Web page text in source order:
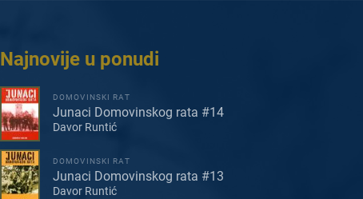
Najnovije u ponudi
DOMOVINSKI RAT
Junaci Domovinskog rata #14
Davor Runtić
DOMOVINSKI RAT
Junaci Domovinskog rata #13
Davor Runtić